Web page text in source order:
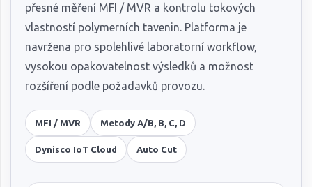
přesné měření MFI / MVR a kontrolu tokových
vlastností polymerních tavenin. Platforma je
navržena pro spolehlivé laboratorní workflow,
vysokou opakovatelnost výsledků a možnost
rozšíření podle požadavků provozu.
MFI / MVR Metody A/B, B, C, D
Dynisco IoT Cloud Auto Cut